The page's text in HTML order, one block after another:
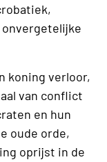
koning verloor,
van conflict
en hun
oude orde,
oprijst in de